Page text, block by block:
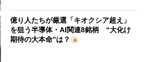
億り人たちが厳選「キオクシア超え」
を狙う半導体・AI関連8銘柄 “大化け
期待の大本命”は？